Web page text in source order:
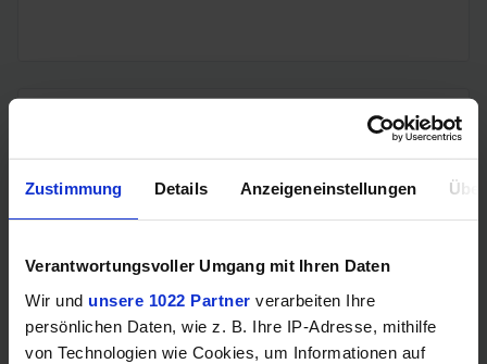
Zustimmung Details Anzeigeneinstellungen
Verantwortungsvoller Umgang mit Ihren Daten
Wir und unsere 1022 Partner verarbeiten Ihre
persönlichen Daten, wie z. B. Ihre IP-Adresse, mithilfe
von Technologien wie Cookies, um Informationen auf
AMD
A620,
B650,
B650E,